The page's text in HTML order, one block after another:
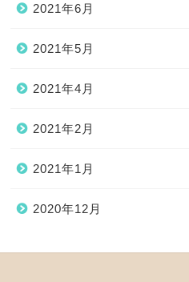
2021年6月
2021年5月
2021年4月
2021年2月
2021年1月
2020年12月